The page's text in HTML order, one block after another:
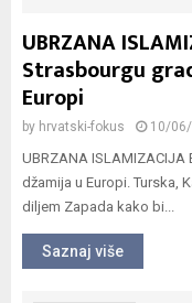
UBRZANA
Strasbourgu
Europi
by hrvatski-fokus 10/
UBRZANA ISLAMIZACIJA
džamija u Europi. Turska,
diljem Zapada kako bi...
Saznaj više